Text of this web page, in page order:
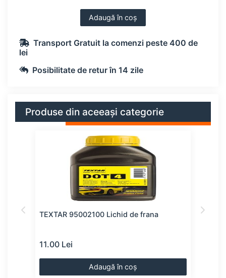
Adaugă în coș
Transport Gratuit la comenzi peste 400 de
lei
Posibilitate de retur în 14 zile
Produse din aceeași categorie
TEXTAR 95002100 Lichid de frana
11.00 Lei
Adaugă în coș